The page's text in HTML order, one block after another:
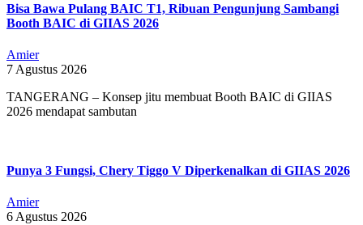
Bisa Bawa Pulang BAIC T1, Ribuan Pengunjung Sambangi
Booth BAIC di GIIAS 2026
Amier
7 Agustus 2026
TANGERANG – Konsep jitu membuat Booth BAIC di GIIAS
2026 mendapat sambutan
Punya 3 Fungsi, Chery Tiggo V Diperkenalkan di GIIAS 2026
Amier
6 Agustus 2026